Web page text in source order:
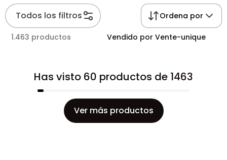
Todos los filtros Ordena por
1.463 productos Vendido por Vente-unique
Has visto 60 productos de 1463
Ver más productos